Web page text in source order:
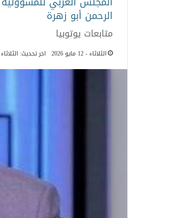
الرحمن أبو زهرة
متابعات يوتوبيا
الثلاثاء - 12 مايو 2026 اخر تحديث: الثلاثاء - 12 مايو